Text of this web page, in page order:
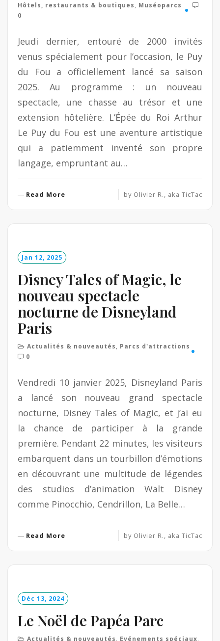
Hôtels, restaurants & boutiques, Muséoparcs
0
Jeudi dernier, entouré de 2000 invités
venus spécialement pour l’occasion, le Puy
du Fou a officiellement lancé sa saison
2025. Au programme : un nouveau
spectacle, une chasse au trésor et une
extension hôtelière. L’Épée du Roi Arthur
Le Puy du Fou est une aventure artistique
qui a patiemment inventé son propre
langage, empruntant au…
Read More
r
by Olivier R., aka TicTac
Jan 12, 2025
Disney Tales of Magic, le
nouveau spectacle
nocturne de Disneyland
Paris
Actualités & nouveautés, Parcs d'attractions
0
Vendredi 10 janvier 2025, Disneyland Paris
a lancé son nouveau grand spectacle
nocturne, Disney Tales of Magic, et j’ai eu
la chance de participer à la grande
première. Pendant 22 minutes, les visiteurs
embarquent dans un tourbillon d’émotions
en découvrant une multitude de légendes
des studios d’animation Walt Disney
comme Pinocchio, Cendrillon, La Belle…
Read More
r
by Olivier R., aka TicTac
Déc 13, 2024
Le Noël de Papéa Parc
Actualités & nouveautés, Evénements spéciaux,